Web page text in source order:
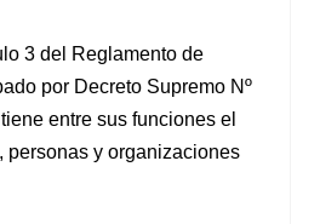
3 del Reglamento de
por Decreto Supremo Nº
entre sus funciones el
personas y organizaciones